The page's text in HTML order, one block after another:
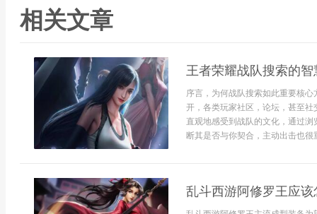
相关文章
王者荣耀战队搜索的
序言，为何战队搜索如此重要核
开，各类玩家社区，论坛，甚至
直观地感受到战队的文化，通过
断其是否与你契合，主动出击也很
乱斗西游阿修罗王应